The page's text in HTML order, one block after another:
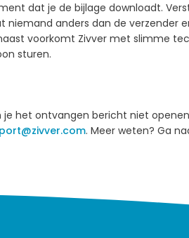
dat je de bijlage downloadt.
niemand anders dan de verzender
voorkomt Zivver met slimme
sturen.
het ontvangen bericht niet
. Meer weten? Ga